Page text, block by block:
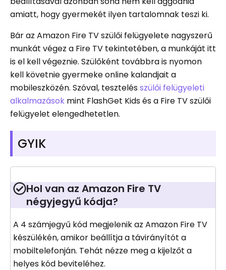
amiatt, hogy gyermekét ilyen tartalomnak teszi ki.
Bár az Amazon Fire TV szülői felügyelete nagyszerű
munkát végez a Fire TV tekintetében, a munkáját itt
is el kell végeznie. Szülőként továbbra is nyomon
kell követnie gyermeke online kalandjait a
mobileszközén. Szóval, tesztelésszülői felügyeleti
alkalmazások mint FlashGet Kids és a Fire TV szülői
felügyelet elengedhetetlen.
GYIK
Hol van az Amazon Fire TV
négyjegyű kódja?
A 4 számjegyű kód megjelenik az Amazon Fire TV
készülékén, amikor beállítja a távirányítót a
mobiltelefonján. Tehát nézze meg a kijelzőt a
helyes kód beviteléhez.